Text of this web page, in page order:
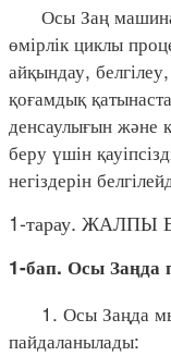
Осы Заң
өмірлік циклы
айқындау,
қоғамдық
денсаулығын және
беру үшін
негіздерін
1-тарау. ЖАЛПЫ
1-бап. Осы Заңда
1. Осы Заңда
пайдаланылады: